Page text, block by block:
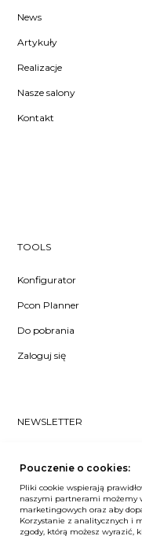
News
Artykuły
Realizacje
Nasze salony
Kontakt
TOOLS
Konfigurator
Pcon Planner
Do pobrania
Zaloguj się
NEWSLETTER
się do naszego #nospam
ZAPISZ MNIE
Pouczenie o cookies:
Pliki cookie wspierają
naszymi partnerami możemy
marketingowych oraz aby
Korzystanie z analitycznych i
zgody, którą możesz wyrazić,